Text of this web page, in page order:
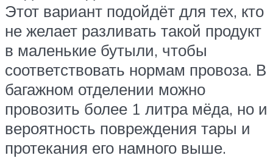
Этот вариант подойдёт для тех, кто
не желает разливать такой продукт
в маленькие бутыли, чтобы
соответствовать нормам провоза. В
багажном отделении можно
провозить более 1 литра мёда, но и
вероятность повреждения тары и
протекания его намного выше.